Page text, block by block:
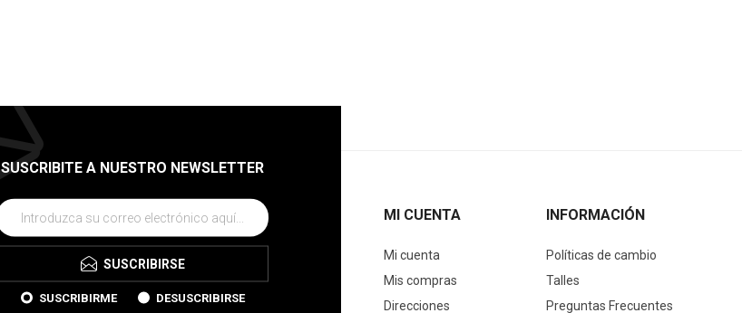
SUSCRIBITE A NUESTRO NEWSLETTER
SUSCRIBIRSE
SUSCRIBIRME DESUSCRIBIRSE
MI CUENTA
Mi cuenta
Mis compras
Direcciones
INFORMACIÓN
Políticas de cambio
Talles
Preguntas Frecuentes